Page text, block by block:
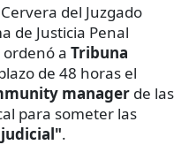
del Juzgado
de Justicia Penal
a Tribuna
de 48 horas el
manager de las
para someter las
judicial".